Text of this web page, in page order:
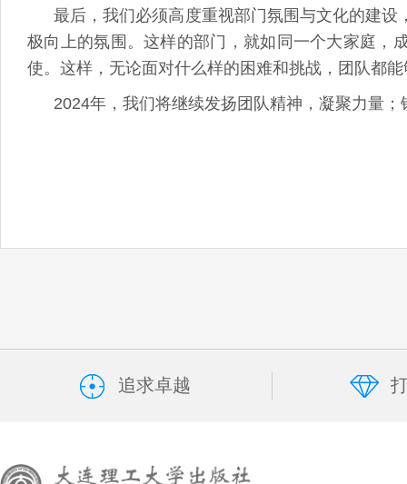
最后，我们必须高度重视部门氛围与文化的建
极向上的氛围。这样的部门，就如同一个大家庭，
使。这样，无论面对什么样的困难和挑战，团队都
2024年，我们将继续发扬团队精神，凝聚力量
追求卓越